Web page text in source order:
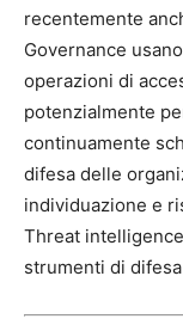
recentemente
Governance
operazioni di
potenzialmente
continuamente
difesa delle
individuazione e
Threat
strumenti di